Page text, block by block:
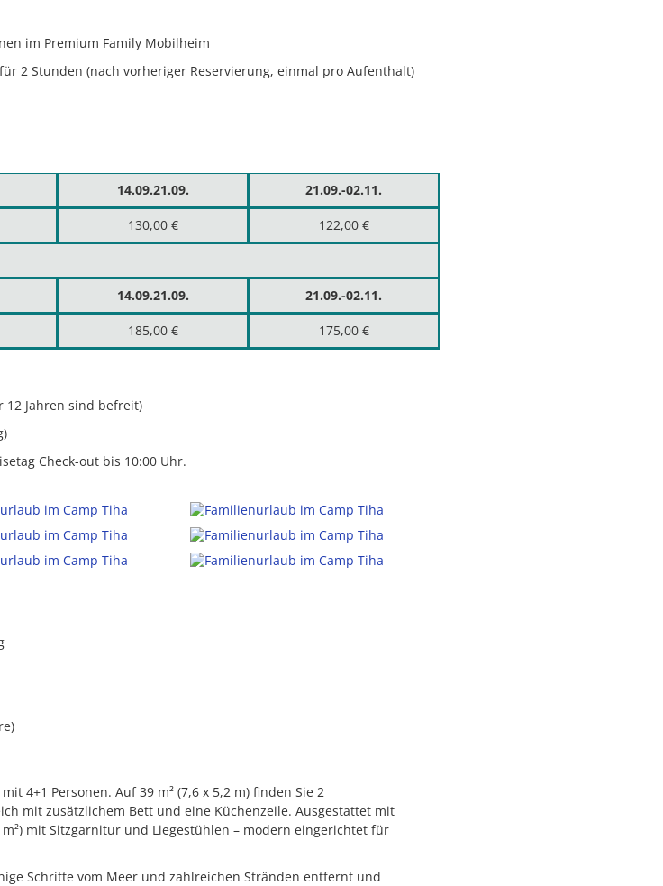
im Premium Family Mobilheim
2 Stunden (nach vorheriger Reservierung, einmal pro Aufenthalt)
14.09.21.09. 21.09.-02.11.
130,00 € 122,00 €
14.09.21.09. 21.09.-02.11.
185,00 € 175,00 €
12 Jahren sind befreit)
Check-out bis 10:00 Uhr.
4+1 Personen. Auf 39 m² (7,6 x 5,2 m) finden Sie 2
mit zusätzlichem Bett und eine Küchenzeile. Ausgestattet mit
mit Sitzgarnitur und Liegestühlen – modern eingerichtet für
Schritte vom Meer und zahlreichen Stränden entfernt und